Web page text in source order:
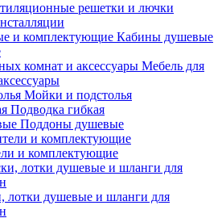
решетки и лючки
Кабины душевые
Мебель для
Мойки и подстолья
Подводка гибкая
Поддоны душевые
и комплектующие
душевые и шланги для